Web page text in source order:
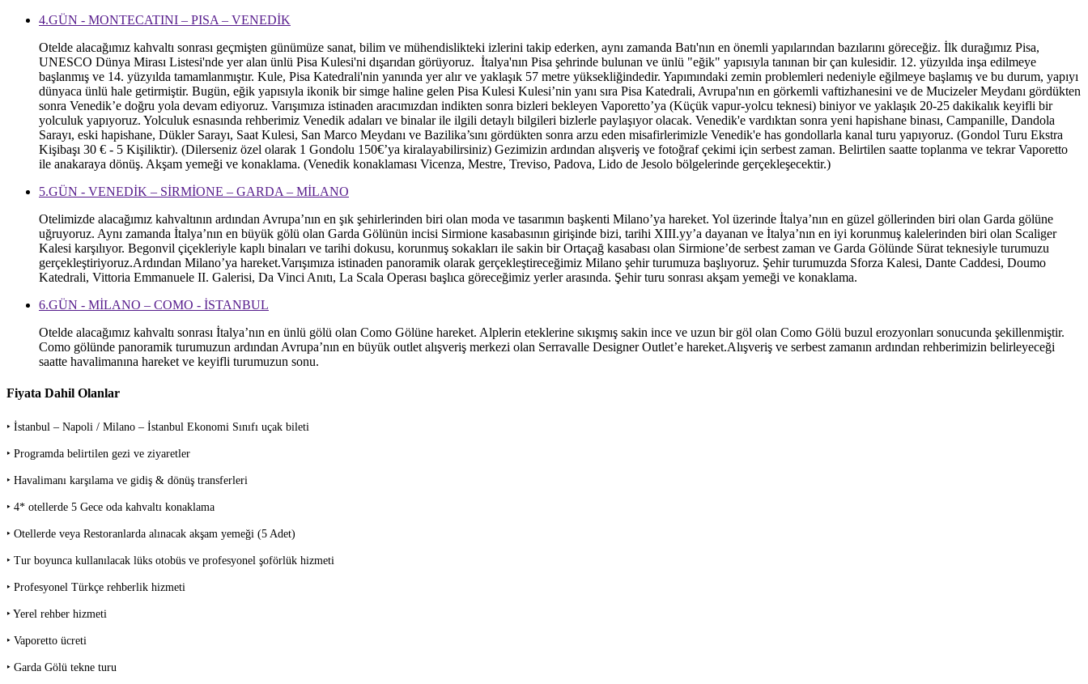
4.GÜN - MONTECATINI – PISA – VENEDİK
Otelde alacağımız kahvaltı sonrası geçmişten günümüze sanat, bilim ve mühendislikteki izlerini takip ederken, aynı zamanda Batı'nın en önemli yapılarından bazılarını göreceğiz. İlk durağımız Pisa,
UNESCO Dünya Mirası Listesi'nde yer alan ünlü Pisa Kulesi'ni dışarıdan görüyoruz. İtalya'nın Pisa şehrinde bulunan ve ünlü "eğik" yapısıyla tanınan bir çan kulesidir. 12. yüzyılda inşa edilmeye
başlanmış ve 14. yüzyılda tamamlanmıştır. Kule, Pisa Katedrali'nin yanında yer alır ve yaklaşık 57 metre yüksekliğindedir. Yapımındaki zemin problemleri nedeniyle eğilmeye başlamış ve bu durum, yapıyı
dünyaca ünlü hale getirmiştir. Bugün, eğik yapısıyla ikonik bir simge haline gelen Pisa Kulesi Kulesi’nin yanı sıra Pisa Katedrali, Avrupa'nın en görkemli vaftizhanesini ve de Mucizeler Meydanı gördükten
sonra Venedik’e doğru yola devam ediyoruz. Varışımıza istinaden aracımızdan indikten sonra bizleri bekleyen Vaporetto’ya (Küçük vapur-yolcu teknesi) biniyor ve yaklaşık 20-25 dakikalık keyifli bir
yolculuk yapıyoruz. Yolculuk esnasında rehberimiz Venedik adaları ve binalar ile ilgili detaylı bilgileri bizlerle paylaşıyor olacak. Venedik'e vardıktan sonra yeni hapishane binası, Campanille, Dandola
Sarayı, eski hapishane, Dükler Sarayı, Saat Kulesi, San Marco Meydanı ve Bazilika’sını gördükten sonra arzu eden misafirlerimizle Venedik'e has gondollarla kanal turu yapıyoruz. (Gondol Turu Ekstra
Kişibaşı 30 € - 5 Kişiliktir). (Dilerseniz özel olarak 1 Gondolu 150€’ya kiralayabilirsiniz) Gezimizin ardından alışveriş ve fotoğraf çekimi için serbest zaman. Belirtilen saatte toplanma ve tekrar Vaporetto
ile anakaraya dönüş. Akşam yemeği ve konaklama. (Venedik konaklaması Vicenza, Mestre, Treviso, Padova, Lido de Jesolo bölgelerinde gerçekleşecektir.)
5.GÜN - VENEDİK – SİRMİONE – GARDA – MİLANO
Otelimizde alacağımız kahvaltının ardından Avrupa’nın en şık şehirlerinden biri olan moda ve tasarımın başkenti Milano’ya hareket. Yol üzerinde İtalya’nın en güzel göllerinden biri olan Garda gölüne
uğruyoruz. Aynı zamanda İtalya’nın en büyük gölü olan Garda Gölünün incisi Sirmione kasabasının girişinde bizi, tarihi XIII.yy’a dayanan ve İtalya’nın en iyi korunmuş kalelerinden biri olan Scaliger
Kalesi karşılıyor. Begonvil çiçekleriyle kaplı binaları ve tarihi dokusu, korunmuş sokakları ile sakin bir Ortaçağ kasabası olan Sirmione’de serbest zaman ve Garda Gölünde Sürat teknesiyle turumuzu
gerçekleştiriyoruz.Ardından Milano’ya hareket.Varışımıza istinaden panoramik olarak gerçekleştireceğimiz Milano şehir turumuza başlıyoruz. Şehir turumuzda Sforza Kalesi, Dante Caddesi, Doumo
Katedrali, Vittoria Emmanuele II. Galerisi, Da Vinci Anıtı, La Scala Operası başlıca göreceğimiz yerler arasında. Şehir turu sonrası akşam yemeği ve konaklama.
6.GÜN - MİLANO – COMO - İSTANBUL
Otelde alacağımız kahvaltı sonrası İtalya’nın en ünlü gölü olan Como Gölüne hareket. Alplerin eteklerine sıkışmış sakin ince ve uzun bir göl olan Como Gölü buzul erozyonları sonucunda şekillenmiştir.
Como gölünde panoramik turumuzun ardından Avrupa’nın en büyük outlet alışveriş merkezi olan Serravalle Designer Outlet’e hareket.Alışveriş ve serbest zamanın ardından rehberimizin belirleyeceği
saatte havalimanına hareket ve keyifli turumuzun sonu.
Fiyata Dahil Olanlar
‣ İstanbul – Napoli / Milano – İstanbul Ekonomi Sınıfı uçak bileti
‣ Programda belirtilen gezi ve ziyaretler
‣ Havalimanı karşılama ve gidiş & dönüş transferleri
‣ 4* otellerde 5 Gece oda kahvaltı konaklama
‣ Otellerde veya Restoranlarda alınacak akşam yemeği (5 Adet)
‣ Tur boyunca kullanılacak lüks otobüs ve profesyonel şoförlük hizmeti
‣ Profesyonel Türkçe rehberlik hizmeti
‣ Yerel rehber hizmeti
‣ Vaporetto ücreti
‣ Garda Gölü tekne turu